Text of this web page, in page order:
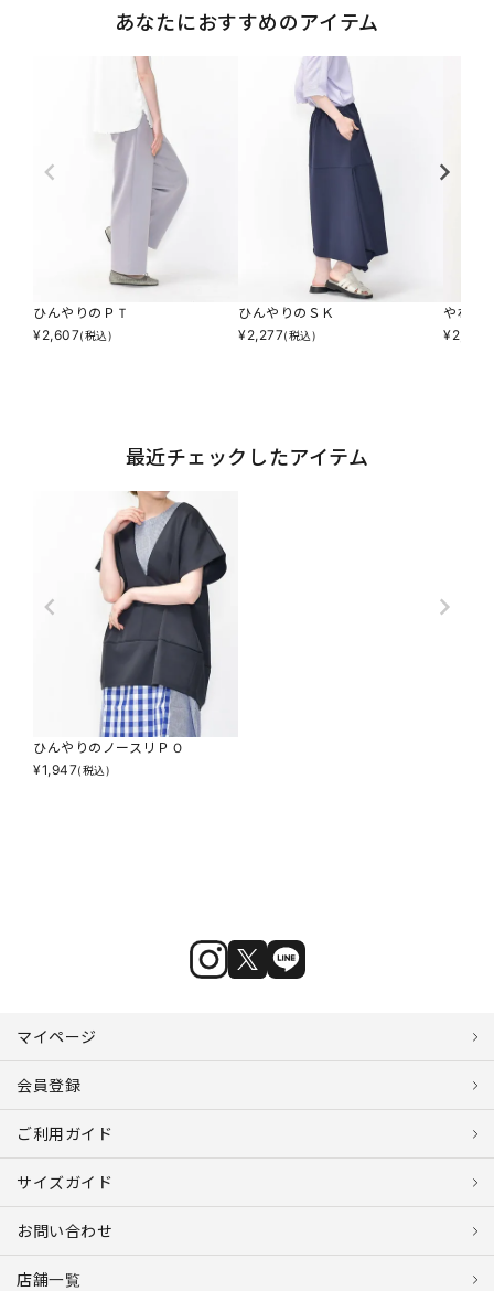
あなたにおすすめのアイテム
ひんやりのＰＴ
¥2,607(税込)
ひんやりのＳＫ
¥2,277(税込)
やわら
¥2,805
最近チェックしたアイテム
ひんやりのノースリＰＯ
¥1,947(税込)
マイページ
会員登録
ご利用ガイド
サイズガイド
お問い合わせ
店舗一覧